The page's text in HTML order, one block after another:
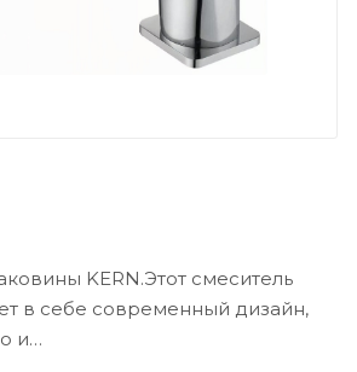
KERN.Этот смеситель
в себе современный дизайн,
и